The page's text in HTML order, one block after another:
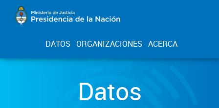
DATOS ORGANIZACIONES ACERCA
Datos